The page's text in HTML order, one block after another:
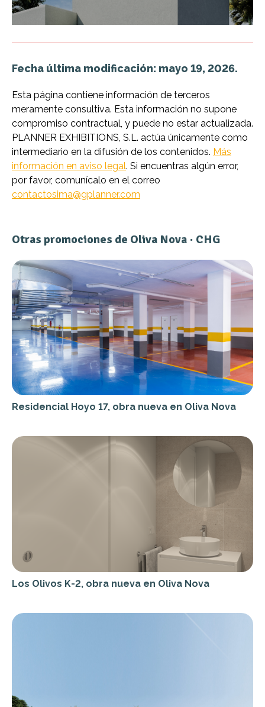
Fecha última modificación: mayo 19, 2026.
Esta página contiene información de terceros
meramente consultiva. Esta información no supone
compromiso contractual, y puede no estar actualizada.
PLANNER EXHIBITIONS, S.L. actúa únicamente como
intermediario en la difusión de los contenidos. Más
información en aviso legal. Si encuentras algún error,
por favor, comunícalo en el correo
contactosima@gplanner.com
Otras promociones de Oliva Nova · CHG
Residencial Hoyo 17, obra nueva en Oliva Nova
Los Olivos K-2, obra nueva en Oliva Nova